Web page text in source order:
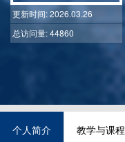
更新时间: 2026.03.26
总访问量: 44860
个人简介 教学与课程